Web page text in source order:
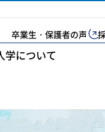
卒業生・保護者の声
学について